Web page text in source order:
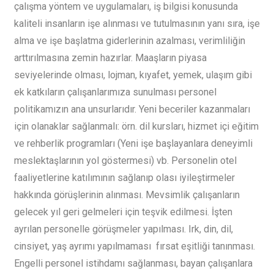
çalışma yöntem ve uygulamaları, iş bilgisi konusunda
kaliteli insanların işe alınması ve tutulmasının yanı sıra, işe
alma ve işe başlatma giderlerinin azalması, verimliliğin
arttırılmasına zemin hazırlar. Maaşların piyasa
seviyelerinde olması, lojman, kıyafet, yemek, ulaşım gibi
ek katkıların çalışanlarımıza sunulması personel
politikamızın ana unsurlarıdır. Yeni beceriler kazanmaları
için olanaklar sağlanmalı: örn. dil kursları, hizmet içi eğitim
ve rehberlik programları (Yeni işe başlayanlara deneyimli
meslektaşlarının yol göstermesi) vb. Personelin otel
faaliyetlerine katılımının sağlanıp olası iyileştirmeler
hakkında görüşlerinin alınması. Mevsimlik çalışanların
gelecek yıl geri gelmeleri için teşvik edilmesi. İşten
ayrılan personelle görüşmeler yapılması. Irk, din, dil,
cinsiyet, yaş ayrımı yapılmaması fırsat eşitliği tanınması.
Engelli personel istihdamı sağlanması, bayan çalışanlara